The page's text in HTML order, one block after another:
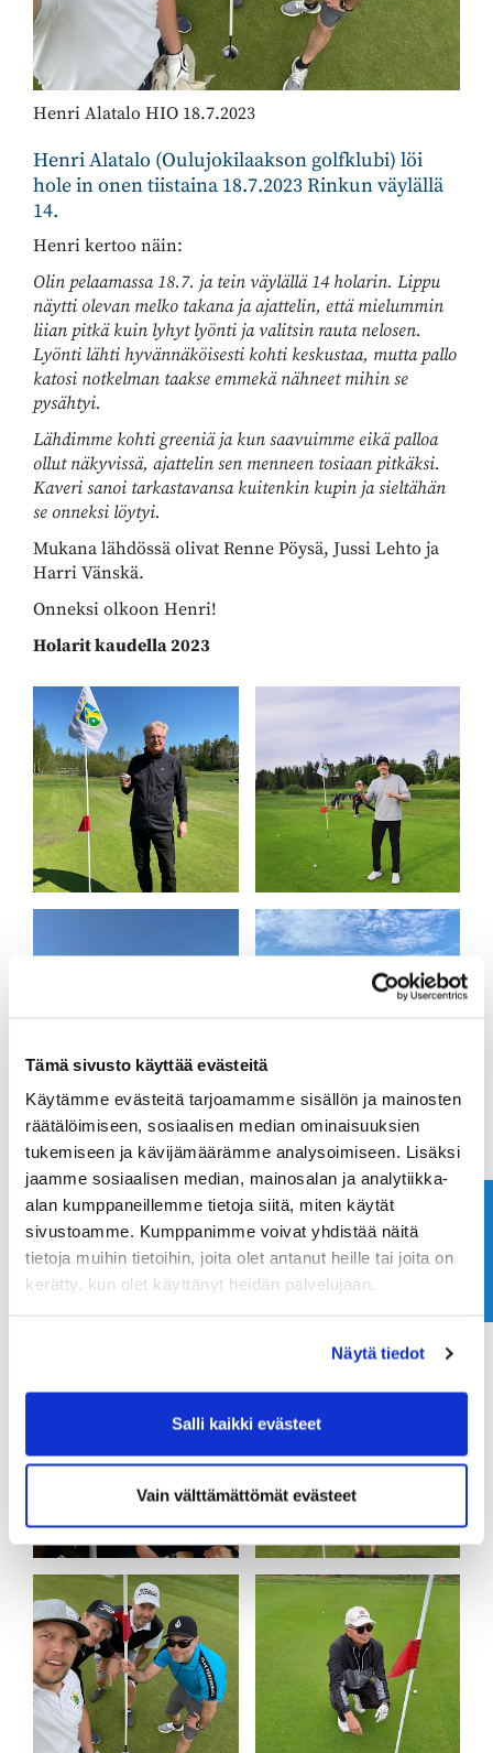
Tämä sivusto käyttää evästeitä
Käytämme evästeitä tarjoamamme sisällön ja mainosten
räätälöimiseen, sosiaalisen median ominaisuuksien
tukemiseen ja kävijämäärämme analysoimiseen. Lisäksi
jaamme sosiaalisen median, mainosalan ja analytiikka-
alan kumppaneillemme tietoja siitä, miten käytät
sivustoamme. Kumppanimme voivat yhdistää näitä
tietoja muihin tietoihin, joita olet antanut heille tai joita on
kerätty, kun olet käyttänyt heidän palvelujaan.
Näytä tiedot
Salli kaikki evästeet
Vain välttämättömät evästeet
Henri Alatalo HIO 18.7.2023
Henri Alatalo (Oulujokilaakson golfklubi) löi
hole in onen tiistaina 18.7.2023 Rinkun väylällä
14.
Henri kertoo näin:
Olin pelaamassa 18.7. ja tein väylällä 14 holarin. Lippu
näytti olevan melko takana ja ajattelin, että mielummin
liian pitkä kuin lyhyt lyönti ja valitsin rauta nelosen.
Lyönti lähti hyvännäköisesti kohti keskustaa, mutta pallo
katosi notkelman taakse emmekä nähneet mihin se
pysähtyi.
Lähdimme kohti greeniä ja kun saavuimme eikä palloa
ollut näkyvissä, ajattelin sen menneen tosiaan pitkäksi.
Kaveri sanoi tarkastavansa kuitenkin kupin ja sieltähän
se onneksi löytyi.
Mukana lähdössä olivat Renne Pöysä, Jussi Lehto ja
Harri Vänskä.
Onneksi olkoon Henri!
Holarit kaudella 2023